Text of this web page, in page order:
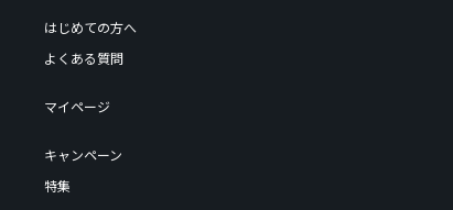
はじめての方へ
よくある質問
マイページ
キャンペーン
特集